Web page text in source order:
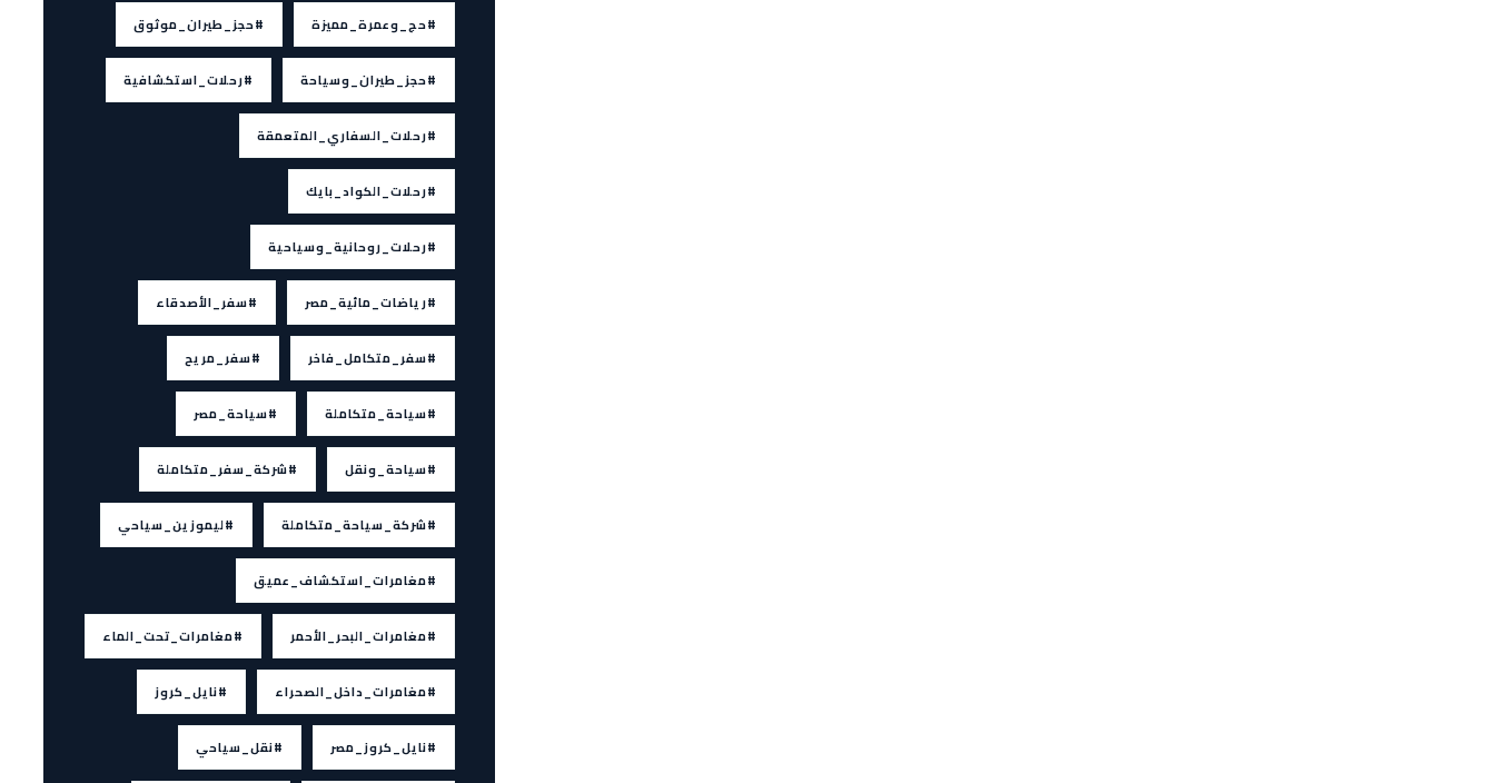
#حج_وعمرة_مميزة #حجز_طيران_موثوق
#حجز_طيران_وسياحة #رحلات_استكشافية
#رحلات_السفاري_المتعمقة
#رحلات_الكواد_بايك
#رحلات_روحانية_وسياحية
#رياضات_مائية_مصر #سفر_الأصدقاء
#سفر_متكامل_فاخر #سفر_مريح
#سياحة_متكاملة #سياحة_مصر
#سياحة_ونقل #شركة_سفر_متكاملة
#شركة_سياحة_متكاملة #ليموزين_سياحي
#مغامرات_استكشاف_عميق
#مغامرات_البحر_الأحمر #مغامرات_تحت_الماء
#مغامرات_داخل_الصحراء #نايل_كروز
#نايل_كروز_مصر #نقل_سياحي